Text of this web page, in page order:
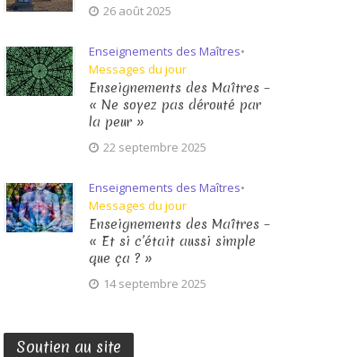
26 août 2025
Enseignements des Maîtres•
Messages du jour
Enseignements des Maîtres –
« Ne soyez pas dérouté par
la peur »
22 septembre 2025
Enseignements des Maîtres•
Messages du jour
Enseignements des Maîtres –
« Et si c’était aussi simple
que ça ? »
14 septembre 2025
Soutien au site